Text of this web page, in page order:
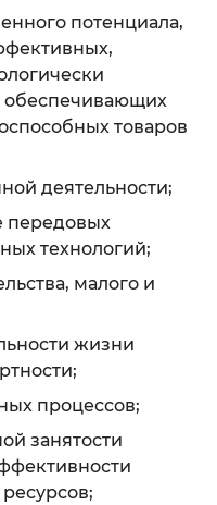
потенциала,
обеспечивающих
товаров
деятельности;
передовых
технологий;
малого и
жизни
процессов;
занятости